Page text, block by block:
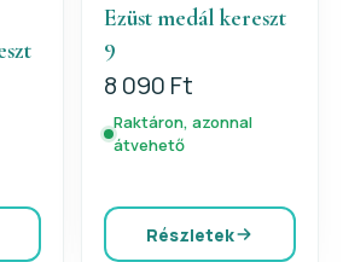
Ezüst medál kereszt
9
8 090 Ft
Raktáron, azonnal
átvehető
Részletek